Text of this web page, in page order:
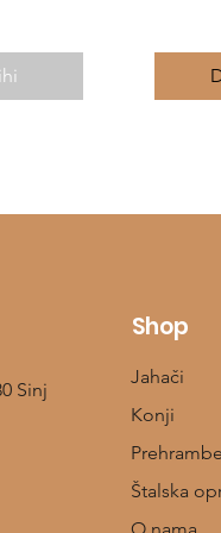
Sinj
Shop
Jahači
Konji
Štalska